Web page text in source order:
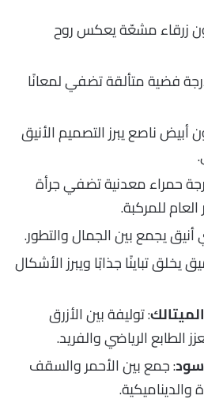
زرقاء مشعّة يعكس روح
فضية متألقة تضفي لمعانًا
أبيض ناصع يبرز التصميم الأنيق
حمراء معدنية تضفي جرأة
للمركبة.
يجمع بين الجمال والتطور.
يخلق تباينًا جذابًا ويبرز الأشكال
: توليفة بين الأزرق
الطابع الرياضي والفريد.
: جمع بين الأحمر والسقف